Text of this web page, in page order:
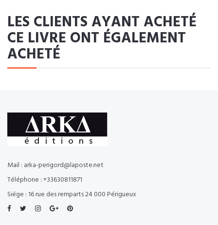
LES CLIENTS AYANT ACHETÉ
CE LIVRE ONT ÉGALEMENT
ACHETÉ
Mail : arka-perigord@laposte.net
Téléphone : +33630811871
Siége : 16 rue des remparts 24 000 Périgueux